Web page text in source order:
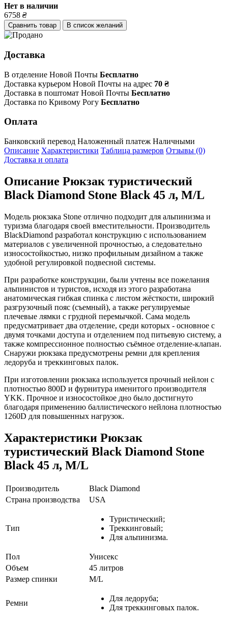
Нет в наличии
6758 ₴
Сравнить товар В список желаний
Доставка
В отделение Новой Почты Бесплатно
Доставка курьером Новой Почты на адрес 70 ₴
Доставка в поштомат Новой Почты Бесплатно
Доставка по Кривому Рогу Бесплатно
Оплата
Банковский перевод Наложенный платеж Наличными
Описание Характеристики Таблица размеров Отзывы (0)
Доставка и оплата
Описание Рюкзак туристический
Black Diamond Stone Black 45 л, M/L
Модель рюкзака Stone отлично подходит для альпинизма и
туризма благодаря своей вместительности. Производитель
BlackDiamond разработал конструкцию с использованием
материалов с увеличенной прочностью, а следовательно
износостойкостью, низко профильным дизайном а также
удобной регулировкой подвесной системы.
При разработке конструкции, были учтены все пожелания
альпинистов и туристов, исходя из этого разработана
анатомическая гибкая спинка с листом жёсткости, широкий
разгрузочный пояс (съемный), а также регулируемые
плечевые лямки с грудной перемычкой. Сама модель
предусматривает два отделение, среди которых - основное с
двумя точками доступа и отделением под питьевую систему, а
также компрессионное полностью съёмное отделение-клапан.
Снаружи рюкзака предусмотрены ремни для крепления
ледоруба и треккинговых палок.
При изготовлении рюкзака используется прочный нейлон с
плотностью 800D и фурнитура именитого производителя
YKK. Прочное и износостойкое дно было достигнуто
благодаря применению баллистического нейлона плотностью
1260D для повышенных нагрузок.
Характеристики Рюкзак
туристический Black Diamond Stone
Black 45 л, M/L
Производитель
Black Diamond
Страна производства
USA
Тип
Туристический;
Треккинговый;
Для альпинизма.
Пол
Унисекс
Объем
45 литров
Размер спинки
M/L
Ремни
Для ледоруба;
Для треккинговых палок.